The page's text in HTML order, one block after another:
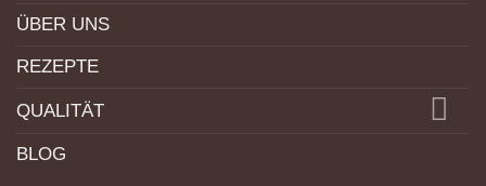
ÜBER UNS
REZEPTE
QUALITÄT
BLOG